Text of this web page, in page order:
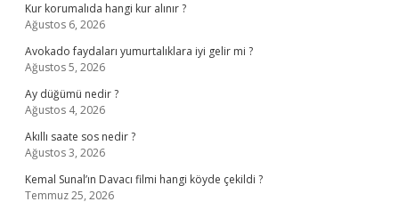
Kur korumalıda hangi kur alınır ?
Ağustos 6, 2026
Avokado faydaları yumurtalıklara iyi gelir mi ?
Ağustos 5, 2026
Ay düğümü nedir ?
Ağustos 4, 2026
Akıllı saate sos nedir ?
Ağustos 3, 2026
Kemal Sunal’ın Davacı filmi hangi köyde çekildi ?
Temmuz 25, 2026